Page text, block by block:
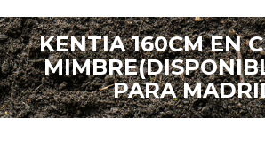
KENTIA 160CM EN
PARA